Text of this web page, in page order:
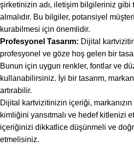
şirketinizin adı, iletişim bilgileriniz gibi
almalıdır. Bu bilgiler, potansiyel
kurabilmesi için önemlidir.
Profesyonel Tasarım: Dijital
profesyonel ve göze hoş gelen bir
Bunun için uygun renkler, fontlar ve
kullanabilirsiniz. İyi bir tasarım,
artırabilir.
Dijital kartvizitinizin içeriği,
kimliğini yansıtmalı ve hedef kitlenizi
içeriğinizi dikkatlice düşünmeli ve
etmelisiniz.